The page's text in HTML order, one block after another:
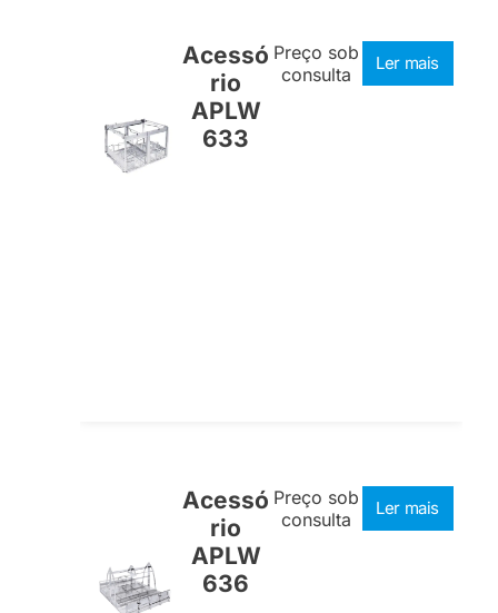
Acessó
rio
APLW
633
Preço sob
consulta
Ler mais
Acessó
rio
APLW
636
Preço sob
consulta
Ler mais